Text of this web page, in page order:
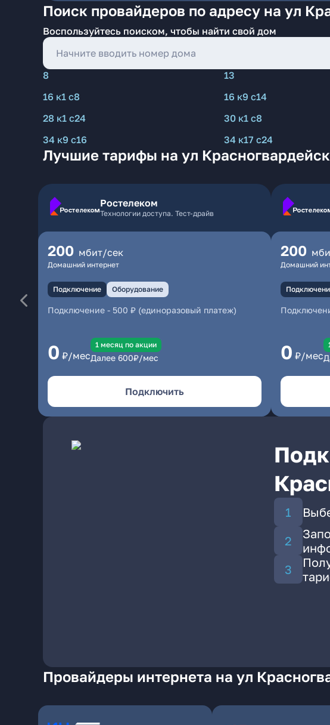
Поиск провайдеров по адресу на ул
Воспользуйтесь поиском, чтобы найти свой дом
8 13
16 к1 с8
16 к9 с14
28 к1 с24
30 к1 с8
34 к9 с16
34 к17 с24
Лучшие тарифы на ул
Ростелеком
Технологии доступа. Тест-драйв
200 мбит/сек
Домашний интернет
Подключение Оборудование
Подключение - 500 ₽ (единоразовый платеж)
0 ₽/мес
1 месяц по акции
Далее 600₽/мес
Подключить
200
Домашний
0 ₽/мес
Провайдеры интернета на ул